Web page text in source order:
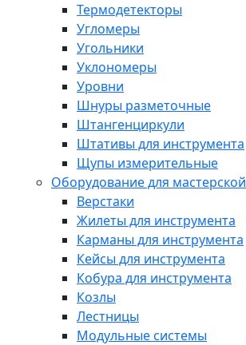
Термодетекторы
Угломеры
Угольники
Уклономеры
Уровни
Шнуры разметочные
Штангенциркули
Штативы для инструмента
Щупы измерительные
Оборудование для мастерской
Верстаки
Жилеты для инструмента
Карманы для инструмента
Кейсы для инструмента
Кобура для инструмента
Козлы
Лестницы
Модульные системы